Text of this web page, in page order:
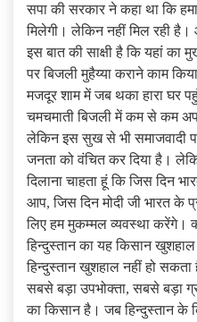
सपा की सरकार ने कहा था कि
मिलेगी। लेकिन नहीं मिल रही है।
इस बात की साक्षी है कि यहां का
पर बिजली मुहैय्या कराने काम
मजदूर शाम में जब थका हारा घर
चमचमाती बिजली में कम से कम
लेकिन इस सुख से भी समाजवादी
जनता को वंचित कर दिया है।
दिलाना चाहता हूं कि जिस दिन
आप, जिस दिन मोदी जी भारत के
लिए हम मुकम्मल व्यवस्था करेंगे।
हिन्दुस्तान का यह किसान खुशहाल
हिन्दुस्तान खुशहाल नहीं हो
सबसे बड़ा उपभोक्ता, सबसे बड़ा
का किसान है। जब हिन्दुस्तान के